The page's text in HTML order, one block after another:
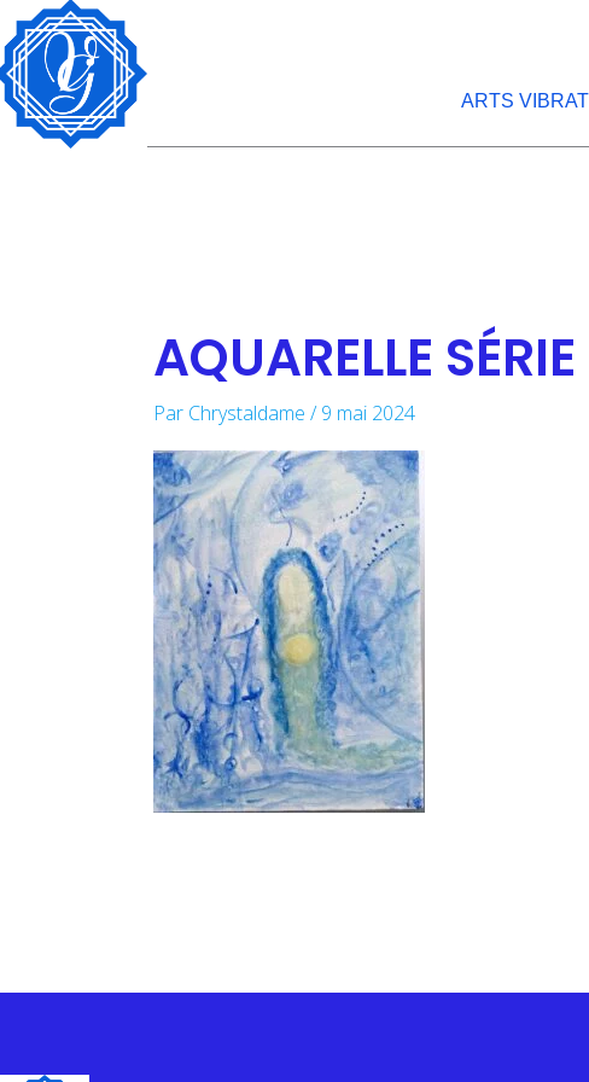
Aller
au
contenu
ARTS
AQUARELLE
Par Chrystaldame /9 mai 2024